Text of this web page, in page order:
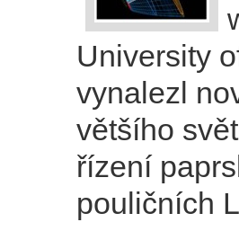
University
vynalezl
většího
řízení
pouličních